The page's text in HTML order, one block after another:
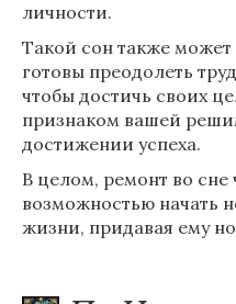
личности.
Такой сон также может
готовы преодолеть
чтобы достичь своих
признаком вашей
достижении успеха.
В целом, ремонт во сне
возможностью начать
жизни, придавая ему